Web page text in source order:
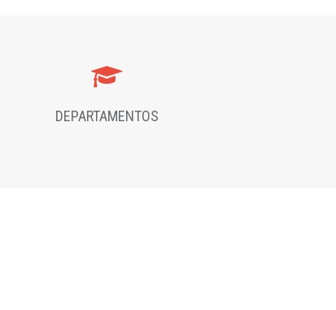
DEPARTAMENTOS